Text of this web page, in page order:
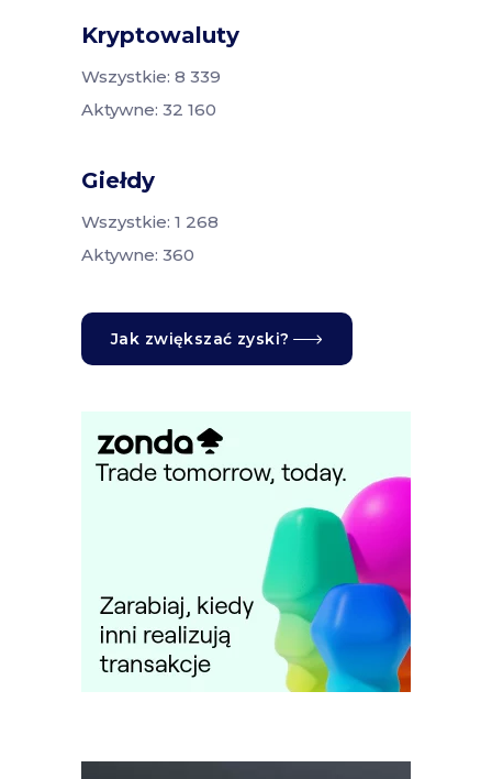
Kryptowaluty
Wszystkie: 8 339
Aktywne: 32 160
Giełdy
Wszystkie: 1 268
Aktywne: 360
Jak zwiększać zyski?